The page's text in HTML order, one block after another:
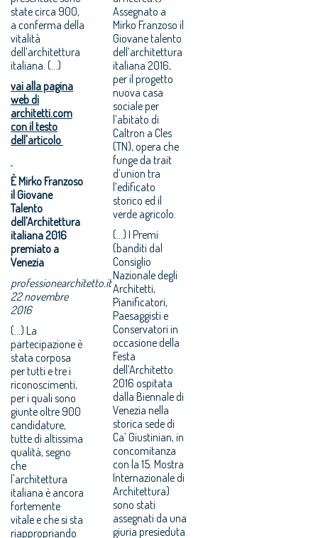
state circa 900,
a conferma della
vitalità
dell’architettura
italiana. (...)
vai alla pagina
web di
architetti.com
con il testo
dell'articolo
È Mirko Franzoso
il Giovane
Talento
dell'Architettura
italiana 2016
premiato a
Venezia
professionearchitetto.it
22 novembre
2016
(...) La
partecipazione è
stata corposa
per tutti e tre i
riconoscimenti,
per i quali sono
giunte oltre 900
candidature,
tutte di altissima
qualità, segno
che
l'architettura
italiana è ancora
fortemente
vitale e che si sta
riappropriando
Assegnato a
Mirko Franzoso il
Giovane talento
dell’architettura
italiana 2016,
per il progetto
nuova casa
sociale per
l’abitato di
Caltron a Cles
(TN), opera che
funge da trait
d’union tra
l’edificato
storico ed il
verde agricolo.
(...) I Premi
(banditi dal
Consiglio
Nazionale degli
Architetti,
Pianificatori,
Paesaggisti e
Conservatori in
occasione della
Festa
dell’Architetto
2016 ospitata
dalla Biennale di
Venezia nella
storica sede di
Ca’ Giustinian, in
concomitanza
con la 15. Mostra
Internazionale di
Architettura)
sono stati
assegnati da una
giuria presieduta